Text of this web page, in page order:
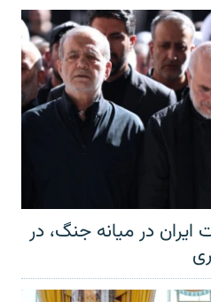
در میانه جنگ، در